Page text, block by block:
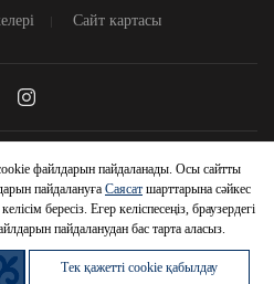
Сайт картасы
Motor Company
файлдарын пайдаланады. Осы сайтты
пайдалануға Саясат шарттарына сәйкес
бересіз. Егер келіспесеңіз, браузердегі
пайдаланудан бас тарта аласыз.
Тек қажетті cookie қабылдау